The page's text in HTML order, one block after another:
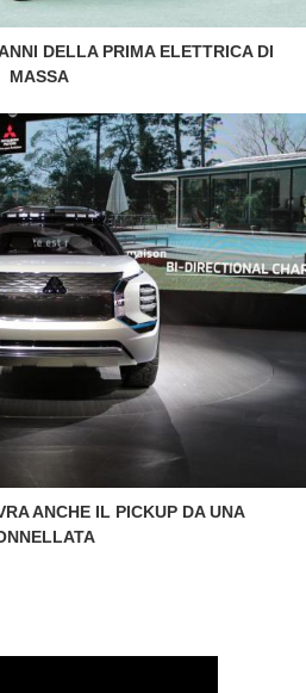
DELLA PRIMA ELETTRICA DI
MASSA
ANCHE IL PICKUP DA UNA